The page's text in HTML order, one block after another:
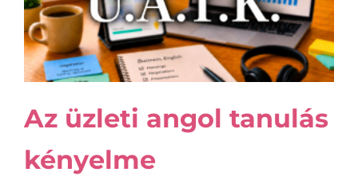
Az üzleti angol tanulás
kényelme